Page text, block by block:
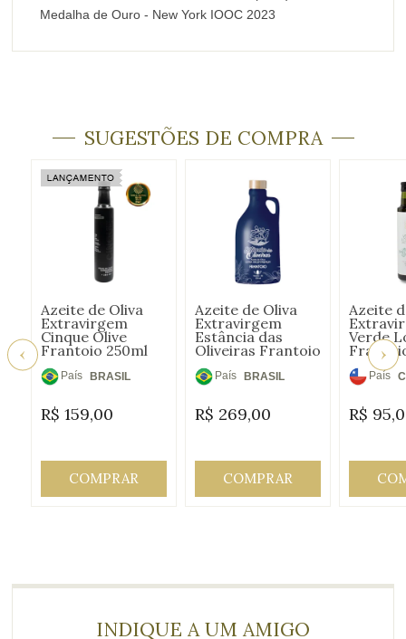
Medalha de Ouro - New York IOOC 2023
SUGESTÕES DE COMPRA
Azeite de Oliva
Extravirgem
Cinque Olive
Frantoio 250ml
País
Origem:
BRASIL
R$ 159,00
COMPRAR
Azeite de Oliva
Extravirgem
Estância das
Oliveiras Frantoio
Cerâmica 250ml
País
Origem:
BRASIL
R$ 269,00
COMPRAR
Azeite
Verde
País
R$
INDIQUE A UM AMIGO